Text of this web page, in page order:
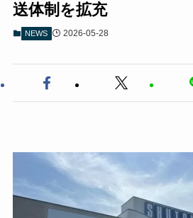
送体制を拡充
NEWS 2026-05-28